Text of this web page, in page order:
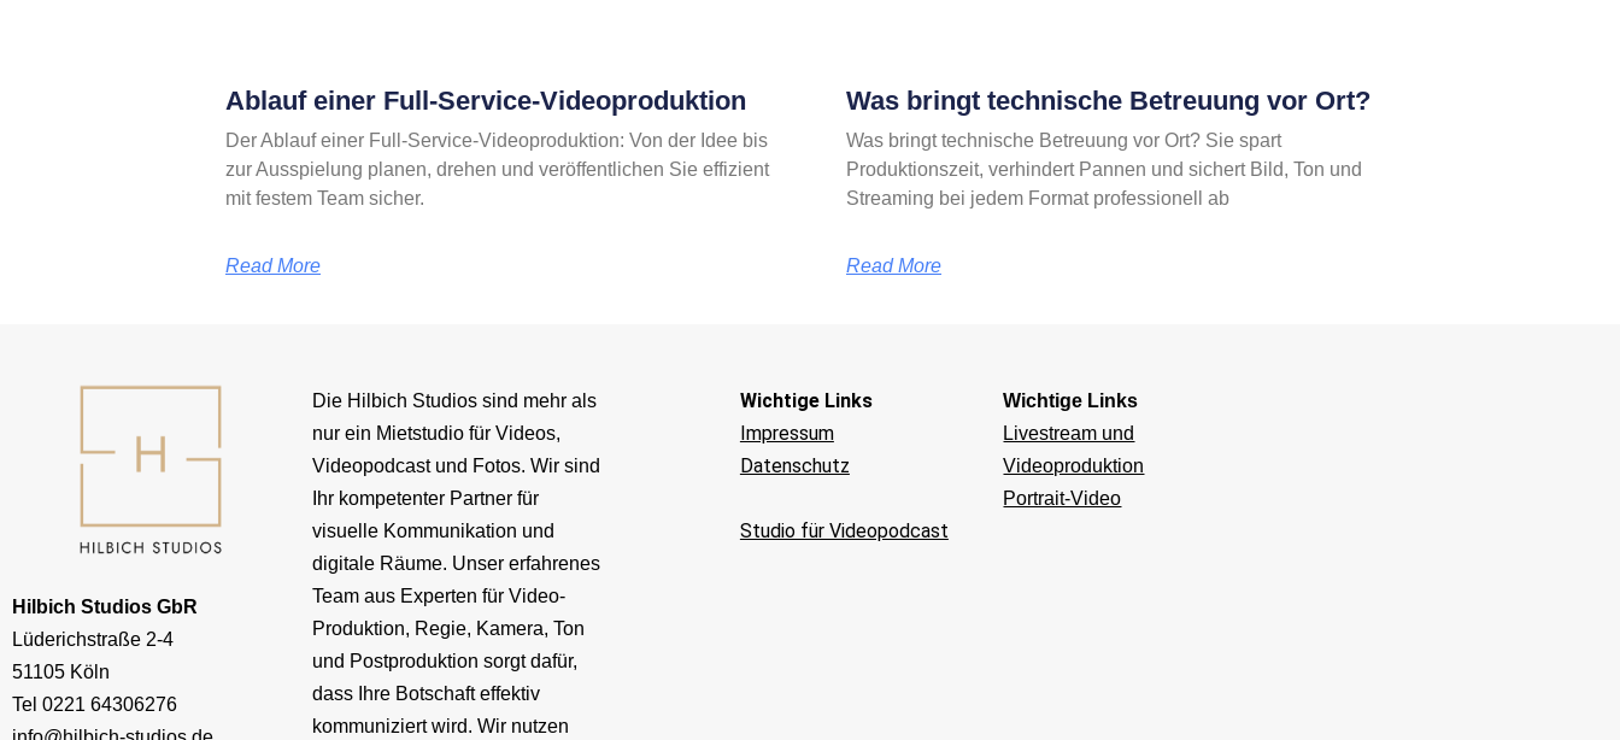
Ablauf einer Full-Service-Videoproduktion
Der Ablauf einer Full-Service-Videoproduktion: Von der Idee bis
zur Ausspielung planen, drehen und veröffentlichen Sie effizient
mit festem Team sicher.
Read More
Was bringt technische Betreuung vor Ort?
Was bringt technische Betreuung vor Ort? Sie spart
Produktionszeit, verhindert Pannen und sichert Bild, Ton und
Streaming bei jedem Format professionell ab
Read More
Hilbich Studios GbR
Lüderichstraße 2-4
51105 Köln
Tel 0221 64306276
Die Hilbich Studios sind mehr als
nur ein Mietstudio für Videos,
Videopodcast und Fotos. Wir sind
Ihr kompetenter Partner für
visuelle Kommunikation und
digitale Räume. Unser erfahrenes
Team aus Experten für Video-
Produktion, Regie, Kamera, Ton
und Postproduktion sorgt dafür,
dass Ihre Botschaft effektiv
kommuniziert wird. Wir nutzen
Wichtige Links
Impressum
Datenschutz
Studio für Videopodcast
Wichtige Links
Livestream und
Videoproduktion
Portrait-Video